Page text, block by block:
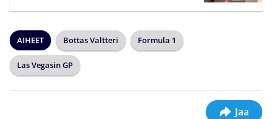
AIHEET Bottas Valtteri Formula 1
Las Vegasin GP
Jaa